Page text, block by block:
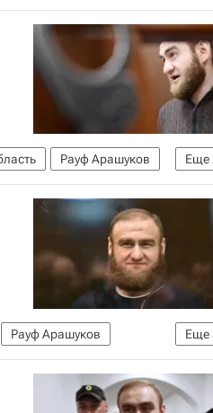
Еще
Рауф Арашуков
Еще
Рауф Арашуков
России (СК РФ)